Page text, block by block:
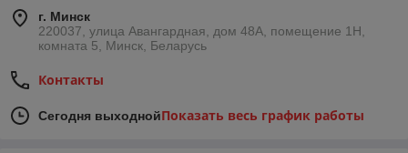
г. Минск
220037, улица Авангардная, дом 48А, помещение 1Н,
комната 5, Минск, Беларусь
Контакты
Сегодня выходнойПоказать весь график работы